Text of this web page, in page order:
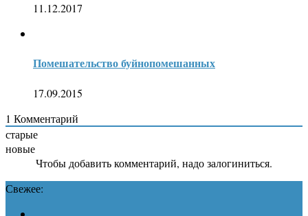
11.12.2017
Помешательство буйнопомешанных
17.09.2015
1 Комментарий
старые
новые
Чтобы добавить комментарий, надо залогиниться.
Свежее: